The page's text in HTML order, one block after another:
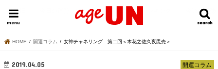
search
search
menu
HOME 今日の運勢ランキング 明日の運勢ランキング 今週の運勢
HOME 開運コラム 女神チャネリング 第二回＜木花之佐久夜毘売＞
開運コラム
2019.04.05